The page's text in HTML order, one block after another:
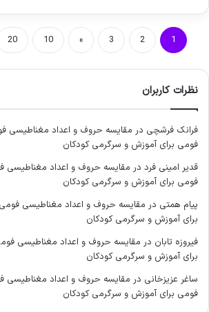
1
2
3
»
10
20
نظرات کاربران
فرانک فرشچی در مقایسه حروف و اعداد مغناطیسی
فومی برای آموزش و سرگرمی کودکان
قدیر امینی فرد در مقایسه حروف و اعداد مغناطیسی
فومی برای آموزش و سرگرمی کودکان
پیام همتی در مقایسه حروف و اعداد مغناطیسی فومی
برای آموزش و سرگرمی کودکان
فیروزه تابان در مقایسه حروف و اعداد مغناطیسی
برای آموزش و سرگرمی کودکان
ساغر عزیزخانی در مقایسه حروف و اعداد مغناطیسی
فومی برای آموزش و سرگرمی کودکان